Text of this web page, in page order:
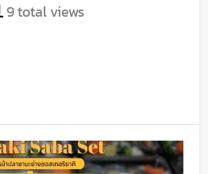
9 total views